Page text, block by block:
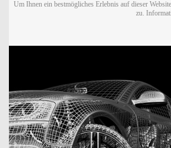
Um Ihnen ein bestmögliches Erlebnis auf dieser
zu.